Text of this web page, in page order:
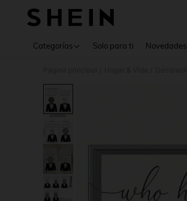
Categorías Solo para ti Novedades